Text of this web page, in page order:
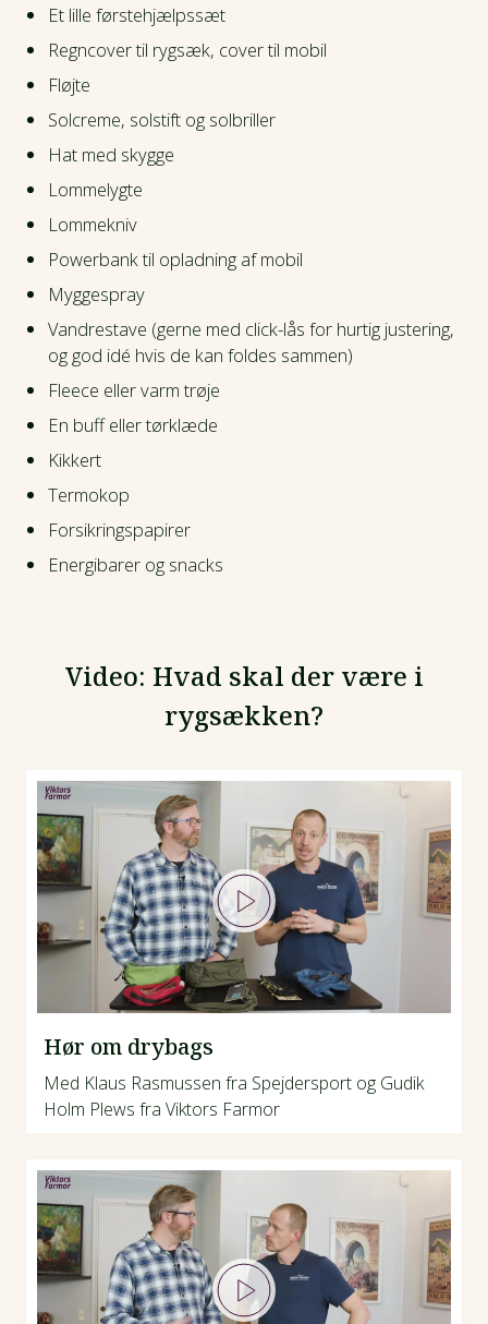
Et lille førstehjælpssæt
Regncover til rygsæk, cover til mobil
Fløjte
Solcreme, solstift og solbriller
Hat med skygge
Lommelygte
Lommekniv
Powerbank til opladning af mobil
Myggespray
Vandrestave (gerne med click-lås for hurtig justering,
og god idé hvis de kan foldes sammen)
Fleece eller varm trøje
En buff eller tørklæde
Kikkert
Termokop
Forsikringspapirer
Energibarer og snacks
Video: Hvad skal der være i
rygsækken?
Hør om drybags
Med Klaus Rasmussen fra Spejdersport og Gudik
Holm Plews fra Viktors Farmor